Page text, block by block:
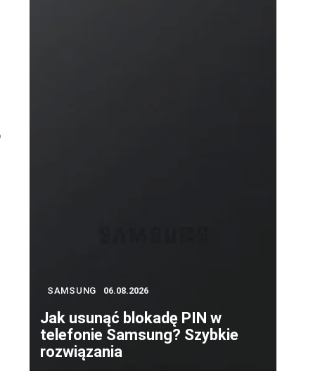
SAMSUNG 06.08.2026
Jak usunąć blokadę PIN w
telefonie Samsung? Szybkie
rozwiązania